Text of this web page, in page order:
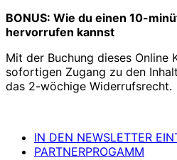
BONUS: Wie du einen 10-
hervorrufen kannst
Mit der Buchung dieses Online
sofortigen Zugang zu den
das 2-wöchige Widerrufsrecht.
IN DEN NEWSLETTER
PARTNERPROGAMM